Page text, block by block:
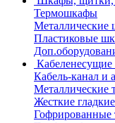
Термошкафы
Металлические
Пластиковые
Кабель-канал и
Металлические
Жесткие
Гофрированные